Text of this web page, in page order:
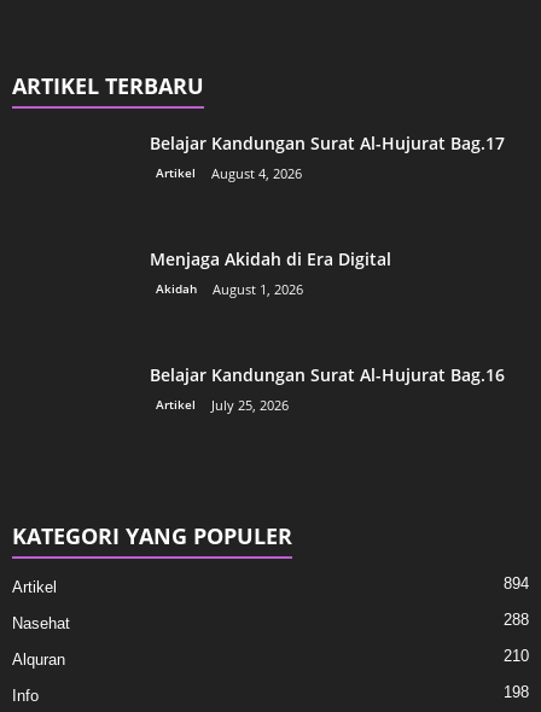
ARTIKEL TERBARU
Belajar Kandungan Surat Al-Hujurat Bag.17
Artikel August 4, 2026
Menjaga Akidah di Era Digital
Akidah August 1, 2026
Belajar Kandungan Surat Al-Hujurat Bag.16
Artikel July 25, 2026
KATEGORI YANG POPULER
Artikel 894
Nasehat 288
Alquran 210
Info 198